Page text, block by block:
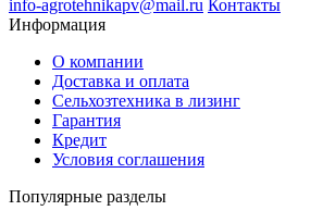
info-agrotehnikapv@mail.ru Контакты
Информация
О компании
Доставка и оплата
Сельхозтехника в лизинг
Гарантия
Кредит
Условия соглашения
Популярные разделы